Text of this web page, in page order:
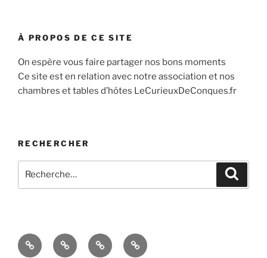
À PROPOS DE CE SITE
On espère vous faire partager nos bons moments
Ce site est en relation avec notre association et nos
chambres et tables d’hôtes LeCurieuxDeConques.fr
RECHERCHER
pour
Accueil À
propos
Blog Contact